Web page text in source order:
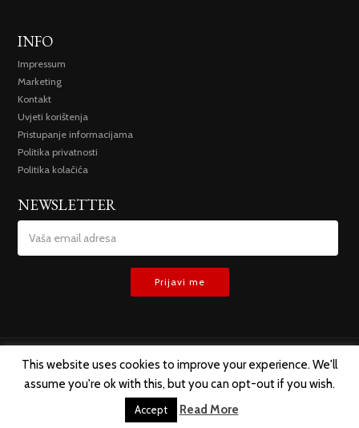
INFO
Impressum
Marketing
Kontakt
Uvjeti korištenja
Pristupanje informacijama
Politika privatnosti
Politika kolačića
NEWSLETTER
SVA PRAVA ZADRŽANA @ 2019 TREMESIS D.O.O.
This website uses cookies to improve your experience. We'll
assume you're ok with this, but you can opt-out if you wish.
Accept Read More